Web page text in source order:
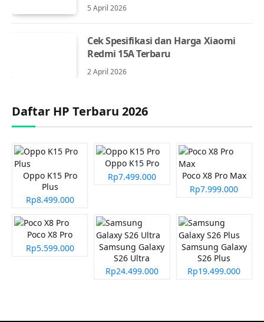
5 April 2026
Cek Spesifikasi dan Harga Xiaomi
Redmi 15A Terbaru
2 April 2026
Daftar HP Terbaru 2026
Oppo K15 Pro
Plus
Rp8.499.000
Oppo K15 Pro
Rp7.499.000
Poco X8 Pro Max
Rp7.999.000
Poco X8 Pro
Rp5.599.000
Samsung Galaxy
S26 Ultra
Rp24.499.000
Samsung Galaxy
S26 Plus
Rp19.499.000